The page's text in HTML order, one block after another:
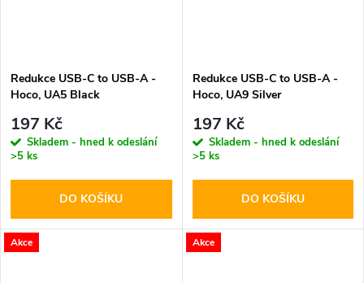
Redukce USB-C to USB-A -
Hoco, UA5 Black
197 Kč
Skladem - hned k odeslání
>5 ks
DO KOŠÍKU
Redukce USB-C to USB-A -
Hoco, UA9 Silver
197 Kč
Skladem - hned k odeslání
>5 ks
DO KOŠÍKU
Akce Akce